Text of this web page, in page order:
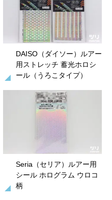
DAISO（ダイソー）ルアー
用ストレッチ 蓄光ホロシ
ール（うろこタイプ）
Seria（セリア）ルアー用
シール ホログラム ウロコ
柄